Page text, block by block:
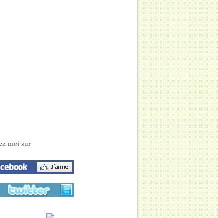
moi sur